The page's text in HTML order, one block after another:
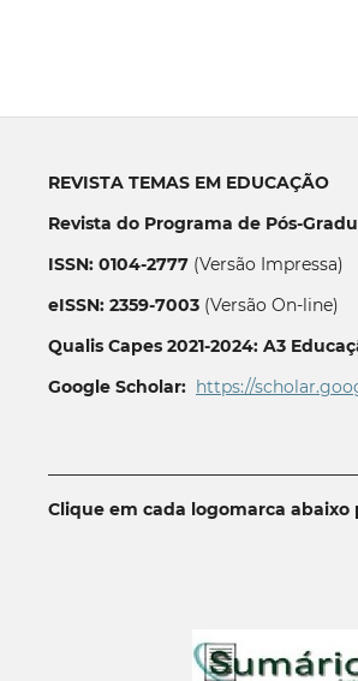
REVISTA TEMAS EM EDUCAÇÃO
Revista do Programa de Pós-
ISSN: 0104-2777(Versão Impressa)
eISSN: 2359-7003(Versão On-line)
Qualis Capes 2021-2024: A3
Google Scholar: https://
Clique em cada logomarca abaixo